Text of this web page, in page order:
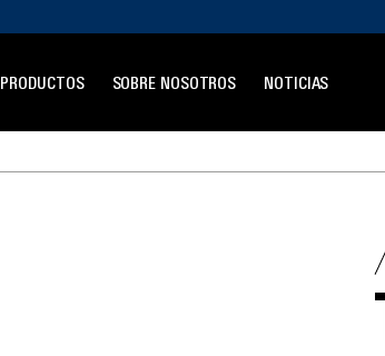
PRODUCTOS SOBRE NOSOTROS NOTICIAS